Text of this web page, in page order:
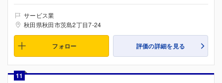
サービス業
秋田県秋田市茨島2丁目7-24
フォロー 評価の詳細を見る
11